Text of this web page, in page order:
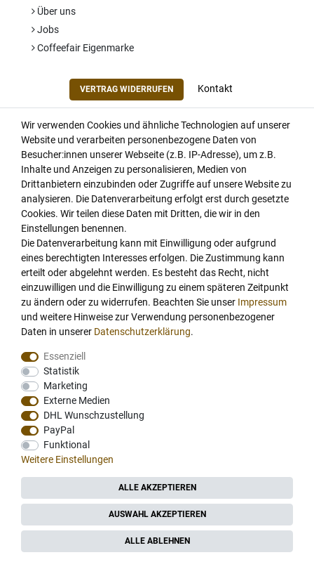
Über uns
Jobs
Coffeefair Eigenmarke
VERTRAG WIDERRUFEN Kontakt
schnelle Lieferung, allerdings wäre ein
Rechnungskauf für mich angenehmer
Datum der Veröffentlichung: 24.07.2026
Datum der Kauferfahrung: 23.06.2026
Wir verwenden Cookies und ähnliche Technologien auf unserer
Website und verarbeiten personenbezogene Daten von
Besucher:innen unserer Webseite (z.B. IP-Adresse), um z.B.
Inhalte und Anzeigen zu personalisieren, Medien von
Drittanbietern einzubinden oder Zugriffe auf unsere Website zu
analysieren. Die Datenverarbeitung erfolgt erst durch gesetzte
Cookies. Wir teilen diese Daten mit Dritten, die wir in den
Einstellungen benennen.
Die Datenverarbeitung kann mit Einwilligung oder aufgrund
eines berechtigten Interesses erfolgen. Die Zustimmung kann
erteilt oder abgelehnt werden. Es besteht das Recht, nicht
einzuwilligen und die Einwilligung zu einem späteren Zeitpunkt
zu ändern oder zu widerrufen. Beachten Sie unser Impressum
und weitere Hinweise zur Verwendung personenbezogener
Daten in unserer Daten­schutz­erklärung.
Essenziell
Statistik
Marketing
Externe Medien
DHL Wunschzustellung
PayPal
Funktional
Weitere Einstellungen
ALLE AKZEPTIEREN
AUSWAHL AKZEPTIEREN
ALLE ABLEHNEN